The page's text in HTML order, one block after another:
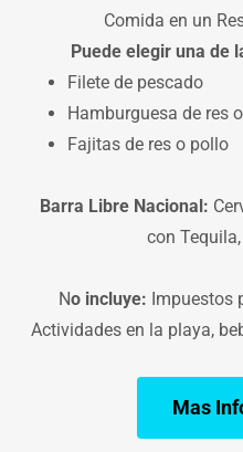
Comida en un
Puede elegir una de
Filete de pescado
Hamburguesa de res
Fajitas de res o pollo
Barra Libre Nacional:
con
No incluye: Impuestos
Actividades en la playa,
Mas